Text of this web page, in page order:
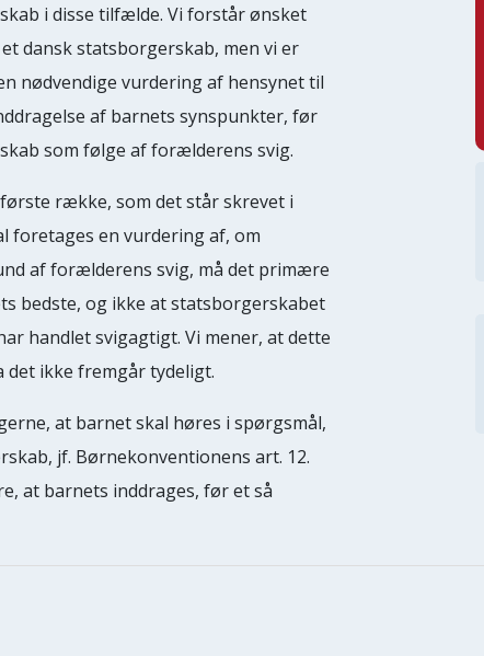
i disse tilfælde. Vi forstår ønsket
dansk statsborgerskab, men vi er
nødvendige vurdering af hensynet til
af barnets synspunkter, før
som følge af forælderens svig.
række, som det står skrevet i
foretages en vurdering af, om
af forælderens svig, må det primære
bedste, og ikke at statsborgerskabet
handlet svigagtigt. Vi mener, at dette
ikke fremgår tydeligt.
at barnet skal høres i spørgsmål,
jf. Børnekonventionens art. 12.
at barnets inddrages, før et så